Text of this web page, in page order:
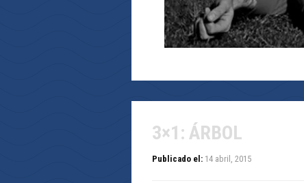
3×1: ÁRBOL
Publicado el: 14 abril, 2015